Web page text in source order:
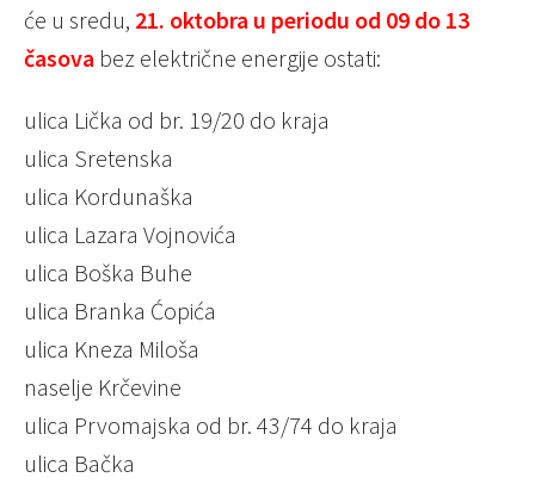
će u sredu, 21. oktobra u periodu od 09 do 13
časova bez električne energije ostati:
ulica Lička od br. 19/20 do kraja
ulica Sretenska
ulica Kordunaška
ulica Lazara Vojnovića
ulica Boška Buhe
ulica Branka Ćopića
ulica Kneza Miloša
naselje Krčevine
ulica Prvomajska od br. 43/74 do kraja
ulica Bačka